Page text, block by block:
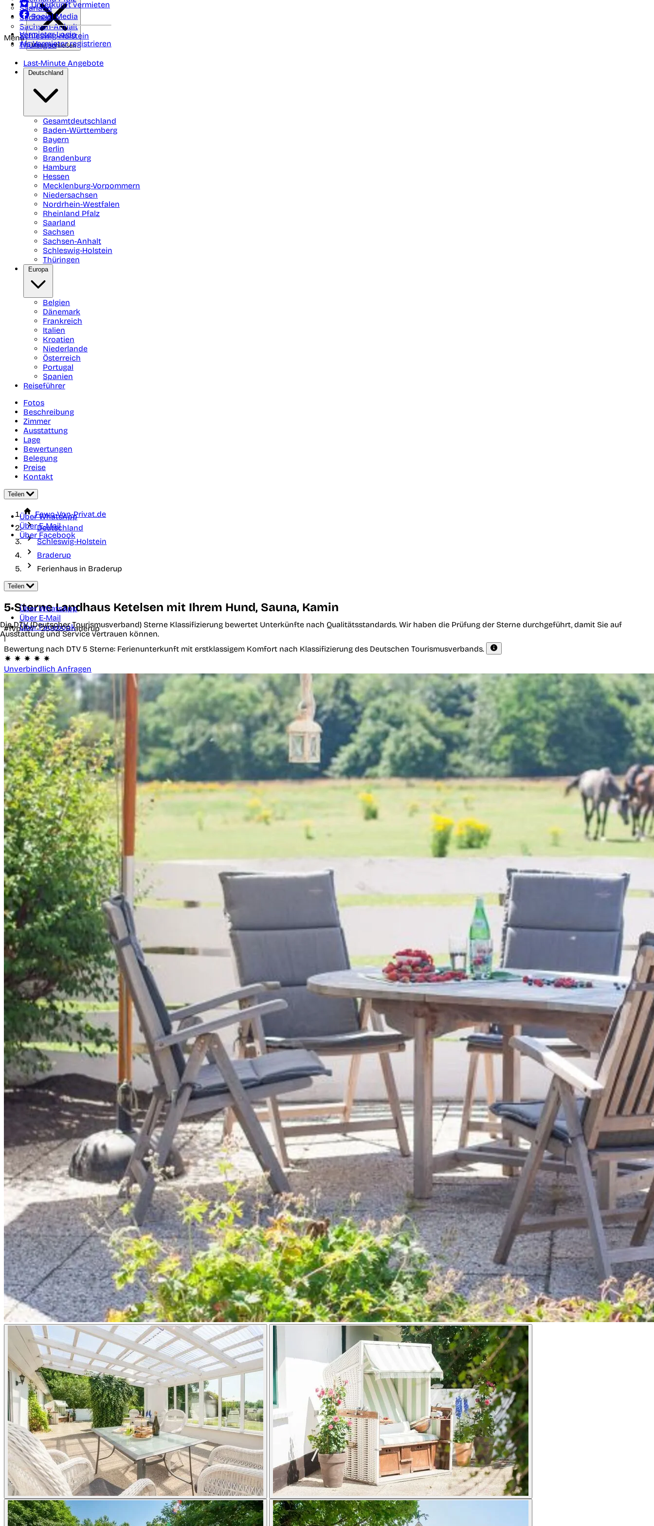
Saarland
Sachsen
Sachsen-Anhalt
Schleswig-Holstein
Thüringen
Unterkunft vermieten
Social Media
Vermieter-Login
Als Vermieter registrieren
Menü
Menü schließen
Last-Minute Angebote
Deutschland
Gesamtdeutschland
Baden-Württemberg
Bayern
Berlin
Brandenburg
Hamburg
Hessen
Mecklenburg-Vorpommern
Niedersachsen
Nordrhein-Westfalen
Rheinland Pfalz
Saarland
Sachsen
Sachsen-Anhalt
Schleswig-Holstein
Thüringen
Europa
Belgien
Dänemark
Frankreich
Italien
Kroatien
Niederlande
Österreich
Portugal
Spanien
Reiseführer
Fotos
Beschreibung
Zimmer
Ausstattung
Lage
Bewertungen
Belegung
Preise
Kontakt
Teilen
Über WhatsApp
Über E-Mail
Über Facebook
Fewo-Von-Privat.de
Deutschland
Schleswig-Holstein
Braderup
Ferienhaus in Braderup
Teilen
Über WhatsApp
Über E-Mail
Über Facebook
5 Sterne Landhaus Ketelsen mit Ihrem Hund, Sauna, Kamin
#fvp1197 -25923Braderup
|
Bewertung nach DTV 5 Sterne: Ferienunterkunft mit erstklassigem Komfort nach Klassifizierung des Deutschen Tourismusverbands.
Die DTV (Deutscher Tourismusverband) Sterne Klassifizierung bewertet Unterkünfte nach Qualitätsstandards. Wir haben die Prüfung der Sterne durchgeführt, damit Sie auf
Ausstattung und Service vertrauen können.
Unverbindlich Anfragen